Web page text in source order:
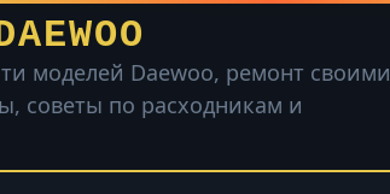
моделей Daewoo, ремонт своими
советы по расходникам и